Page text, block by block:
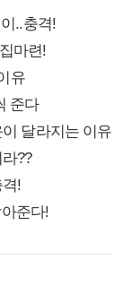
..충격!
마련!
유
준다
달라지는 이유
??
!
준다!